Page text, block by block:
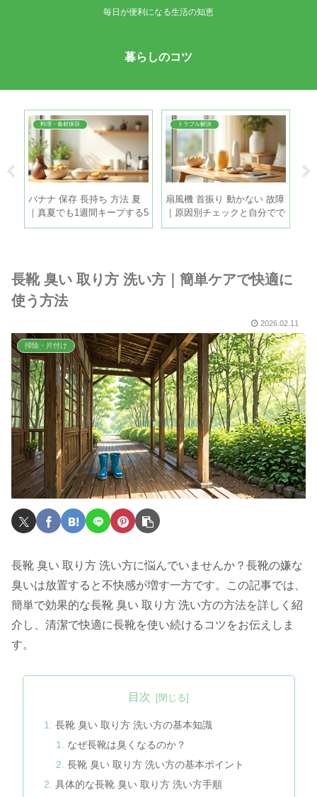
毎日が便利になる生活の知恵
暮らしのコツ
料理・食材保存
バナナ 保存 長持ち 方法 夏
｜真夏でも1週間キープする5
つのコツ
トラブル解決
扇風機 首振り 動かない 故障
｜原因別チェックと自分でで
きる直し方
長靴 臭い 取り方 洗い方｜簡単ケアで快適に
使う方法
2026.02.11
掃除・片付け
長靴 臭い 取り方 洗い方に悩んでいませんか？長靴の嫌な
臭いは放置すると不快感が増す一方です。この記事では、
簡単で効果的な長靴 臭い 取り方 洗い方の方法を詳しく紹
介し、清潔で快適に長靴を使い続けるコツをお伝えしま
す。
目次
長靴 臭い 取り方 洗い方の基本知識
なぜ長靴は臭くなるのか？
長靴 臭い 取り方 洗い方の基本ポイント
具体的な長靴 臭い 取り方 洗い方手順